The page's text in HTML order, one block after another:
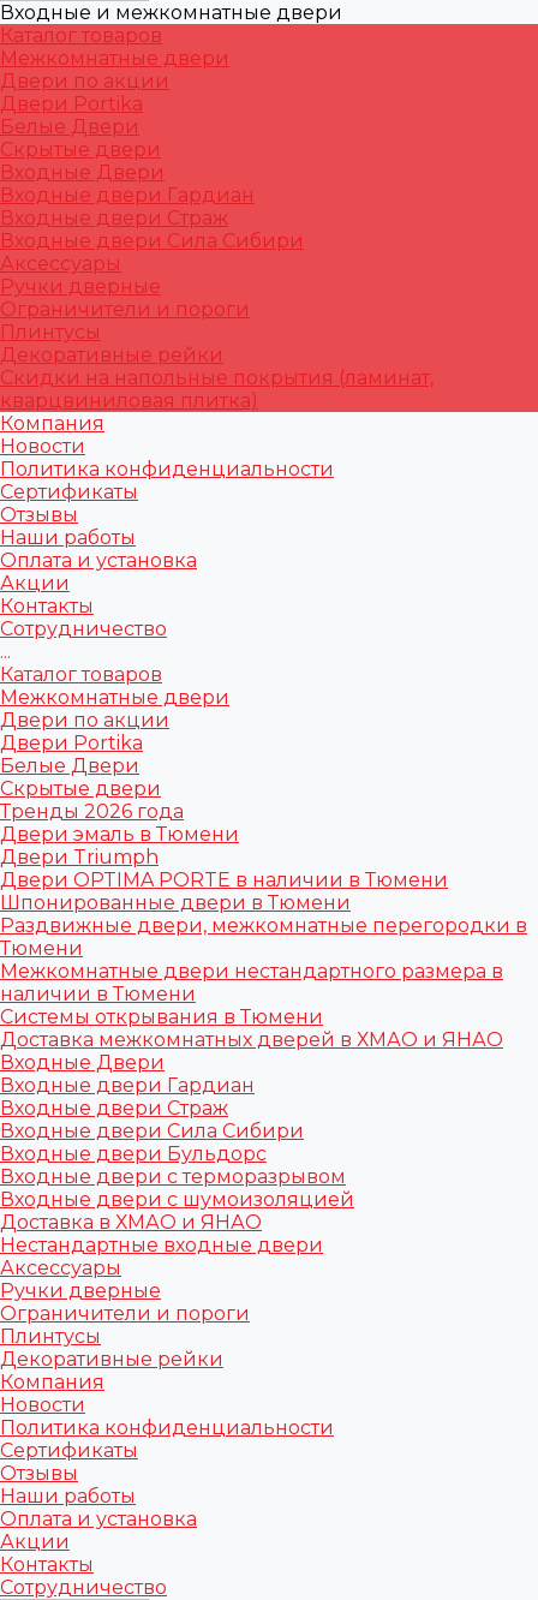
Входные и межкомнатные двери
Каталог товаров
Межкомнатные двери
Двери по акции
Двери Portika
Белые Двери
Скрытые двери
Входные Двери
Входные двери Гардиан
Входные двери Страж
Входные двери Сила Сибири
Аксессуары
Ручки дверные
Ограничители и пороги
Плинтусы
Декоративные рейки
Скидки на напольные покрытия (ламинат,
кварцвиниловая плитка)
Компания
Новости
Политика конфиденциальности
Сертификаты
Отзывы
Наши работы
Оплата и установка
Акции
Контакты
Сотрудничество
...
Каталог товаров
Межкомнатные двери
Двери по акции
Двери Portika
Белые Двери
Скрытые двери
Тренды 2026 года
Двери эмаль в Тюмени
Двери Triumph
Двери OPTIMA PORTE в наличии в Тюмени
Шпонированные двери в Тюмени
Раздвижные двери, межкомнатные перегородки в
Тюмени
Межкомнатные двери нестандартного размера в
наличии в Тюмени
Системы открывания в Тюмени
Доставка межкомнатных дверей в ХМАО и ЯНАО
Входные Двери
Входные двери Гардиан
Входные двери Страж
Входные двери Сила Сибири
Входные двери Бульдорс
Входные двери с терморазрывом
Входные двери с шумоизоляцией
Доставка в ХМАО и ЯНАО
Нестандартные входные двери
Аксессуары
Ручки дверные
Ограничители и пороги
Плинтусы
Декоративные рейки
Компания
Новости
Политика конфиденциальности
Сертификаты
Отзывы
Наши работы
Оплата и установка
Акции
Контакты
Сотрудничество